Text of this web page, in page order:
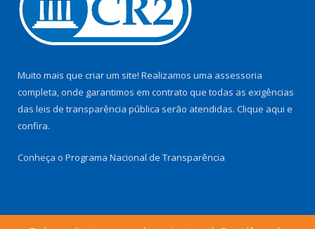
Muito mais que criar um site! Realizamos uma assessoria
completa, onde garantimos em contrato que todas as exigências
das leis de transparência pública serão atendidas. Clique aqui e
confira.
Conheça o Programa Nacional de Transparência